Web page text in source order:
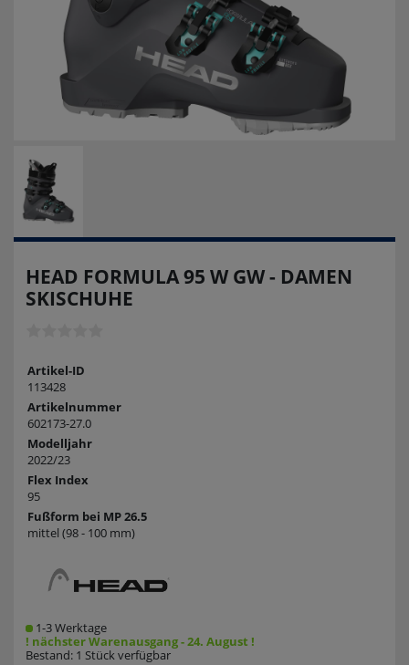
HEAD FORMULA 95 W GW - DAMEN
SKISCHUHE
Artikel-ID
113428
Artikelnummer
602173-27.0
Modelljahr
2022/23
Flex Index
95
Fußform bei MP 26.5
mittel (98 - 100 mm)
1-3 Werktage
! nächster Warenausgang - 24. August !
Bestand: 1 Stück verfügbar